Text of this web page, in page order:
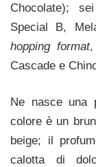
Chocolate);
Special B,
hopping format,
Cascade e
Ne nasce una
colore è un
beige; il
calotta di